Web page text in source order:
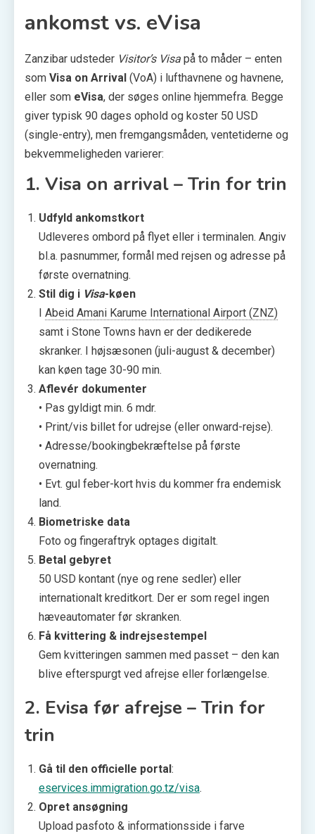
ankomst vs. eVisa
Zanzibar udsteder Visitor’s Visa på to måder – enten
som Visa on Arrival (VoA) i lufthavnene og havnene,
eller som eVisa, der søges online hjemmefra. Begge
giver typisk 90 dages ophold og koster 50 USD
(single-entry), men fremgangsmåden, ventetiderne og
bekvemmeligheden varierer:
1. Visa on arrival – Trin for trin
Udfyld ankomstkort
Udleveres ombord på flyet eller i terminalen. Angiv
bl.a. pasnummer, formål med rejsen og adresse på
første overnatning.
Stil dig i Visa-køen
Abeid Amani Karume International Airport (ZNZ)
samt i Stone Towns havn er der dedikerede
skranker. I højsæsonen (juli-august & december)
kan køen tage 30-90 min.
Aflevér dokumenter
• Pas gyldigt min. 6 mdr.
• Print/vis billet for udrejse (eller onward-rejse).
• Adresse/bookingbekræftelse på første
overnatning.
• Evt. gul feber-kort hvis du kommer fra endemisk
land.
Biometriske data
Foto og fingeraftryk optages digitalt.
Betal gebyret
50 USD kontant (nye og rene sedler) eller
internationalt kreditkort. Der er som regel ingen
hæveautomater før skranken.
Få kvittering & indrejsestempel
Gem kvitteringen sammen med passet – den kan
blive efterspurgt ved afrejse eller forlængelse.
2. Evisa før afrejse – Trin for
trin
Gå til den officielle portal :
eservices.immigration.go.tz/visa.
Opret ansøgning
Upload pasfoto & informationsside i farve